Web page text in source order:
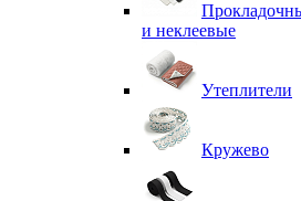
и неклеевые
Утеплители
Кружево